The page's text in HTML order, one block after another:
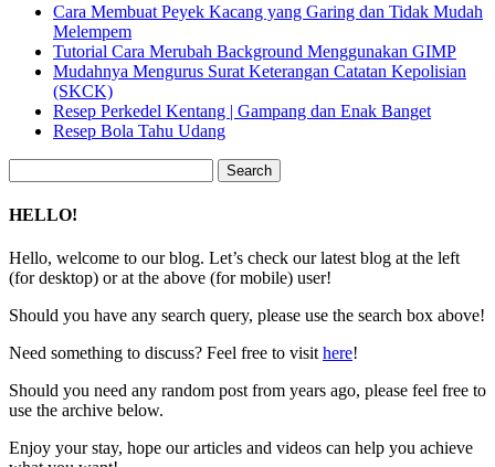
Cara Membuat Peyek Kacang yang Garing dan Tidak Mudah
Melempem
Tutorial Cara Merubah Background Menggunakan GIMP
Mudahnya Mengurus Surat Keterangan Catatan Kepolisian
(SKCK)
Resep Perkedel Kentang | Gampang dan Enak Banget
Resep Bola Tahu Udang
for:
HELLO!
Hello, welcome to our blog. Let’s check our latest blog at the left
(for desktop) or at the above (for mobile) user!
Should you have any search query, please use the search box above!
Need something to discuss? Feel free to visithere!
Should you need any random post from years ago, please feel free to
use the archive below.
Enjoy your stay, hope our articles and videos can help you achieve